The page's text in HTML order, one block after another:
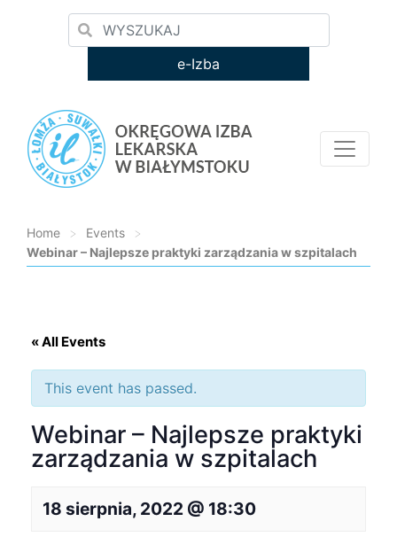
e-Izba
Home > Events
>
Webinar – Najlepsze praktyki zarządzania w szpitalach
« All Events
This event has passed.
Webinar – Najlepsze praktyki
zarządzania w szpitalach
18 sierpnia, 2022 @ 18:30